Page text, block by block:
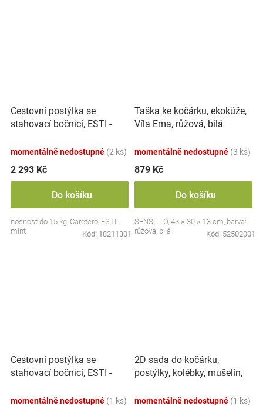
Cestovní postýlka se
stahovací bočnicí, ESTI -
momentálně nedostupné (2 ks)
2 293 Kč
Do košíku
nosnost do 15 kg, Caretero, ESTI -
mint
Kód: 18211301
Taška ke kočárku, ekokůže,
Víla Ema, růžová, bílá
momentálně nedostupné (3 ks)
879 Kč
Do košíku
SENSILLO, 43 × 30 × 13 cm, barva:
růžová, bílá
Kód: 52502001
Cestovní postýlka se
stahovací bočnicí, ESTI -
momentálně nedostupné (1 ks)
2D sada do kočárku,
postýlky, kolébky, mušelín,
momentálně nedostupné (1 ks)